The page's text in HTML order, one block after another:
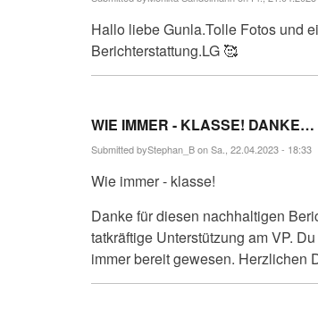
Hallo liebe Gunla.Tolle Fotos und
Berichterstattung.LG 🥰
WIE IMMER - KLASSE! DANKE…
Submitted byStephan_Bon Sa., 22.04.2023 - 18:33
Wie immer - klasse!
Danke für diesen nachhaltigen
tatkräftige Unterstützung am VP.
immer bereit gewesen. Herzlichen